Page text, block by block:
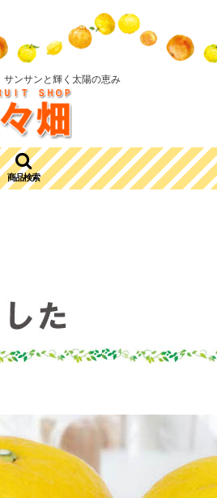
サンサンと輝く太陽の恵み
商品検索